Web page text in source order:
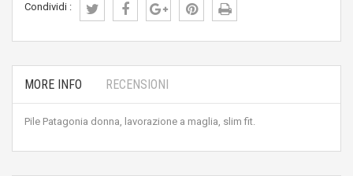
Condividi :
MORE INFO RECENSIONI
Pile Patagonia donna, lavorazione a maglia, slim fit.